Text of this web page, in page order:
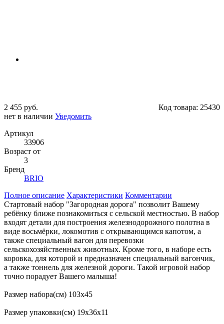
2 455 руб. Код товара: 25430
нет в наличии Уведомить
Артикул
33906
Возраст от
3
Бренд
BRIO
Полное описание Характеристики Комментарии
Стартовый набор "Загородная дорога" позволит Вашему
ребёнку ближе познакомиться с сельской местностью. В набор
входят детали для построения железнодорожного полотна в
виде восьмёрки, локомотив с открывающимся капотом, а
также специальный вагон для перевозки
сельскохозяйственных животных. Кроме того, в наборе есть
коровка, для которой и предназначен специальный вагончик,
а также тоннель для железной дороги. Такой игровой набор
точно порадует Вашего малыша!
Размер набора(см) 103х45
Размер упаковки(см) 19х36х11